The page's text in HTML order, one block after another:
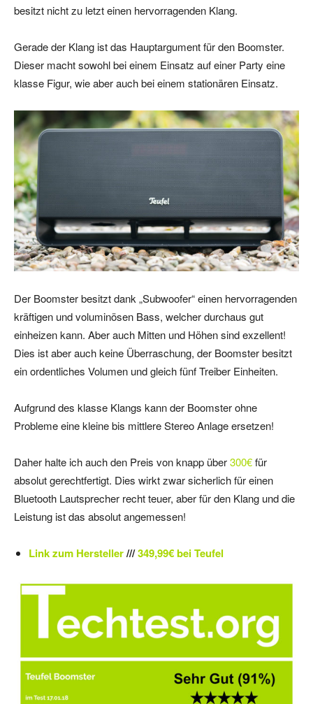
besitzt nicht zu letzt einen hervorragenden Klang.
Gerade der Klang ist das Hauptargument für den Boomster.
Dieser macht sowohl bei einem Einsatz auf einer Party eine
klasse Figur, wie aber auch bei einem stationären Einsatz.
Der Boomster besitzt dank „Subwoofer“ einen hervorragenden
kräftigen und voluminösen Bass, welcher durchaus gut
einheizen kann. Aber auch Mitten und Höhen sind exzellent!
Dies ist aber auch keine Überraschung, der Boomster besitzt
ein ordentliches Volumen und gleich fünf Treiber Einheiten.
Aufgrund des klasse Klangs kann der Boomster ohne
Probleme eine kleine bis mittlere Stereo Anlage ersetzen!
Daher halte ich auch den Preis von knapp über300€für
absolut gerechtfertigt. Dies wirkt zwar sicherlich für einen
Bluetooth Lautsprecher recht teuer, aber für den Klang und die
Leistung ist das absolut angemessen!
Link zum Hersteller///349,99€ bei Teufel